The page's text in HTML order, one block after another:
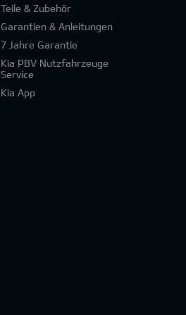
Teile & Zubehör
Garantien & Anleitungen
7 Jahre Garantie
Kia PBV Nutzfahrzeuge
Service
Kia App